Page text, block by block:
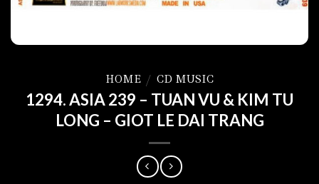
HOME / CD MUSIC
1294. ASIA 239 – TUAN VU & KIM TU
LONG – GIOT LE DAI TRANG